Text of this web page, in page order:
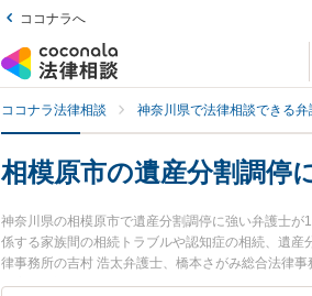
ココナラへ
ココナラ法律相談 神奈川県で法律相談できる弁
相模原市の遺産分割調停
神奈川県の相模原市で遺産分割調停に強い弁護士
係する家族間の相続トラブルや認知症の相続、遺
律事務所の吉村 浩太弁護士、橋本さがみ総合法律
遺産分割調停のトラブルを今すぐに弁護士に相談